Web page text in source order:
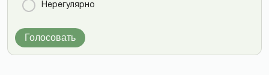
Нерегулярно
Голосовать